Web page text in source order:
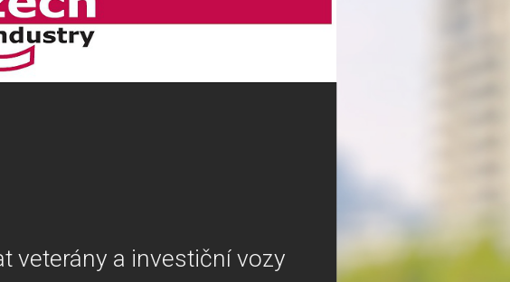
veterány a investiční vozy